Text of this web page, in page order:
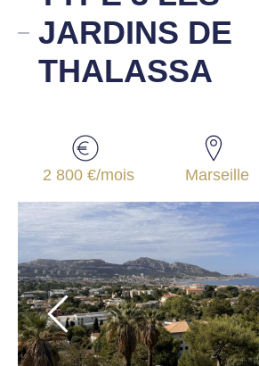
JARDINS DE
THALASSA
2 800 €/mois Marseille